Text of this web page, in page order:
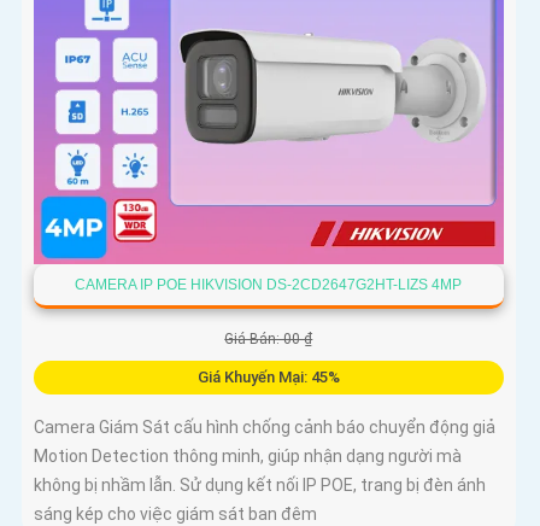
CAMERA IP POE HIKVISION DS-2CD2647G2HT-LIZS 4MP
Giá Bán: 00 ₫
Giá Khuyến Mại: 45%
Camera Giám Sát cấu hình chống cảnh báo chuyển động giả
Motion Detection thông minh, giúp nhận dạng người mà
không bị nhầm lẫn. Sử dụng kết nối IP POE, trang bị đèn ánh
sáng kép cho việc giám sát ban đêm